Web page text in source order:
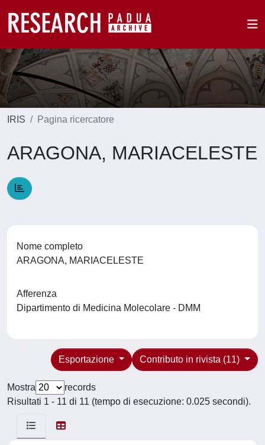
IRIS Pagina ricercatore
ARAGONA, MARIACELESTE
Nome completo
ARAGONA, MARIACELESTE
Afferenza
Dipartimento di Medicina Molecolare - DMM
Contributo in rivista (11)
Esportazione
Mostra
records
Risultati 1 - 11 di 11 (tempo di esecuzione: 0.025 secondi).